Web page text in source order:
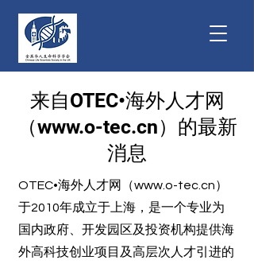
来自OTEC•海外人才网
（www.o-tec.cn）的最新
消息
OTEC•海外人才网（www.o-tec.cn）
于2010年成立于上海，是一个专业为
国内政府、开发园区及投资机构提供海
外高科技创业项目及高层次人才引进的